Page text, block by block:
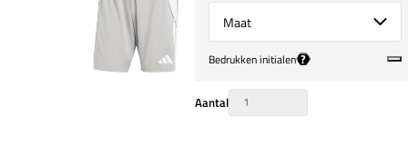
Select {option} for {name}
Bedrukken initialen ?
Aantal